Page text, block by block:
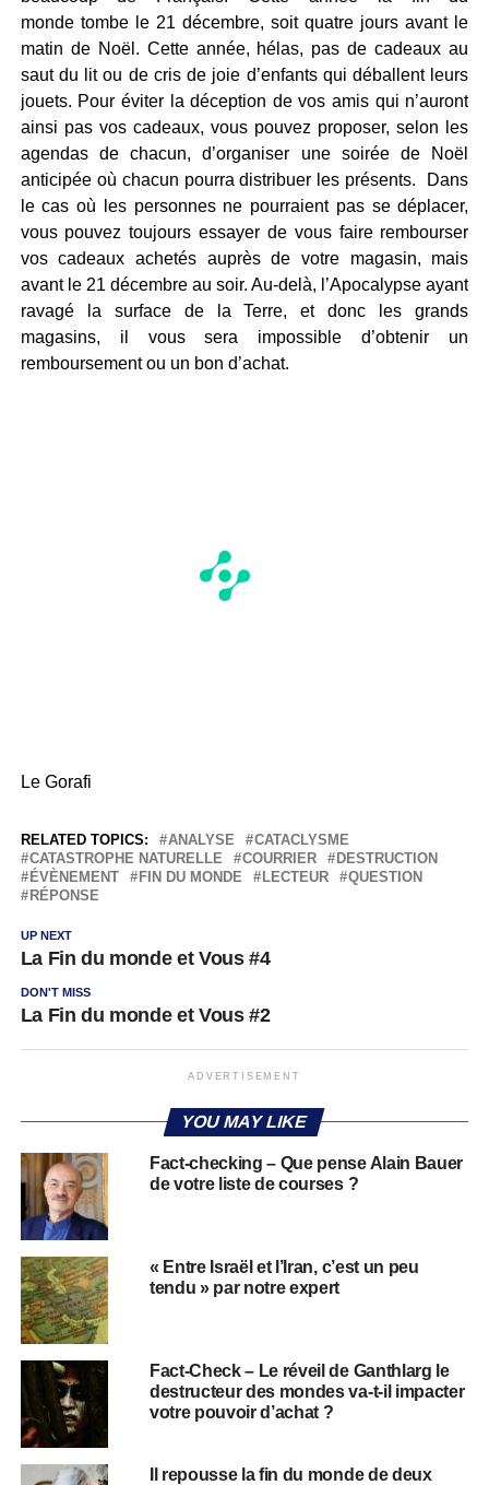
monde tombe le 21 décembre, soit quatre jours avant le
matin de Noël. Cette année, hélas, pas de cadeaux au
saut du lit ou de cris de joie d’enfants qui déballent leurs
jouets. Pour éviter la déception de vos amis qui n’auront
ainsi pas vos cadeaux, vous pouvez proposer, selon les
agendas de chacun, d’organiser une soirée de Noël
anticipée où chacun pourra distribuer les présents. Dans
le cas où les personnes ne pourraient pas se déplacer,
vous pouvez toujours essayer de vous faire rembourser
vos cadeaux achetés auprès de votre magasin, mais
avant le 21 décembre au soir. Au-delà, l’Apocalypse ayant
ravagé la surface de la Terre, et donc les grands
magasins, il vous sera impossible d’obtenir un
remboursement ou un bon d’achat.
Le Gorafi
RELATED TOPICS: ANALYSE
CATACLYSME
CATASTROPHE NATURELLE
COURRIER
DESTRUCTION
ÉVÈNEMENT
FIN DU MONDE LECTEUR
QUESTION
RÉPONSE
UP NEXT
La Fin du monde et Vous #4
DON'T MISS
La Fin du monde et Vous #2
ADVERTISEMENT
YOU MAY LIKE
Fact-checking – Que pense Alain Bauer
de votre liste de courses ?
« Entre Israël et l’Iran, c’est un peu
tendu » par notre expert
Fact-Check – Le réveil de Ganthlarg le
destructeur des mondes va-t-il impacter
votre pouvoir d’achat ?
Il repousse la fin du monde de deux